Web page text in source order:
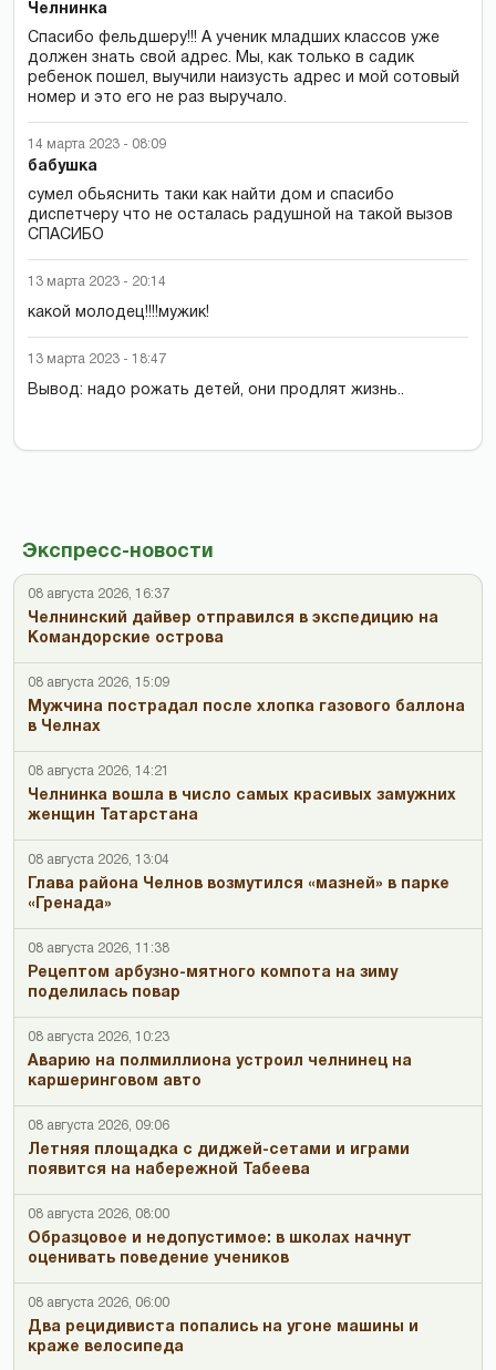
Экспресс-новости
08 августа 2026, 16:37
Челнинский дайвер отправился в экспедицию на
Командорские острова
08 августа 2026, 15:09
Мужчина пострадал после хлопка газового баллона
в Челнах
08 августа 2026, 14:21
Челнинка вошла в число самых красивых замужних
женщин Татарстана
08 августа 2026, 13:04
Глава района Челнов возмутился «мазней» в парке
«Гренада»
08 августа 2026, 11:38
Рецептом арбузно-мятного компота на зиму
поделилась повар
08 августа 2026, 10:23
Аварию на полмиллиона устроил челнинец на
каршеринговом авто
08 августа 2026, 09:06
Летняя площадка с диджей-сетами и играми
появится на набережной Табеева
08 августа 2026, 08:00
Образцовое и недопустимое: в школах начнут
оценивать поведение учеников
08 августа 2026, 06:00
Два рецидивиста попались на угоне машины и
краже велосипеда
Челнинка
Спасибо фельдшеру!!! А ученик младших классов уже
должен знать свой адрес. Мы, как только в садик
ребенок пошел, выучили наизусть адрес и мой сотовый
номер и это его не раз выручало.
14 марта 2023 - 08:09
бабушка
сумел обьяснить таки как найти дом и спасибо
диспетчеру что не осталась радушной на такой вызов
СПАСИБО
13 марта 2023 - 20:14
какой молодец!!!!мужик!
13 марта 2023 - 18:47
Вывод: надо рожать детей, они продлят жизнь..